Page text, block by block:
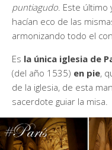
puntiagudo. Este
hacían eco de las
armonizando todo el
Es la única iglesia de
(del año 1535) en pie,
de la iglesia, de esta
sacerdote guiar la misa.